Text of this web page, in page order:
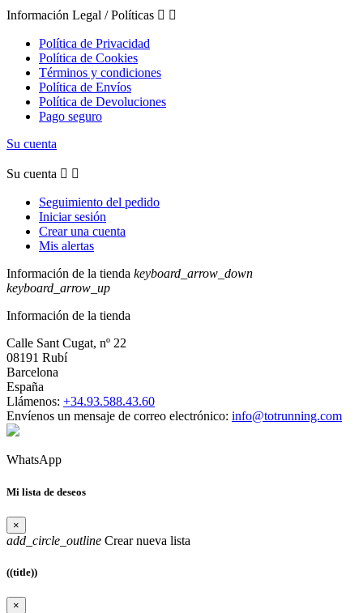
Información Legal / Políticas  
Política de Privacidad
Política de Cookies
Términos y condiciones
Política de Envíos
Política de Devoluciones
Pago seguro
Su cuenta
Su cuenta  
Seguimiento del pedido
Iniciar sesión
Crear una cuenta
Mis alertas
Información de la tienda keyboard_arrow_down
keyboard_arrow_up
Información de la tienda
Calle Sant Cugat, nº 22
08191 Rubí
Barcelona
España
Llámenos: +34.93.588.43.60
Envíenos un mensaje de correo electrónico: info@totrunning.com
WhatsApp
Mi lista de deseos
×
add_circle_outline Crear nueva lista
((title))
×